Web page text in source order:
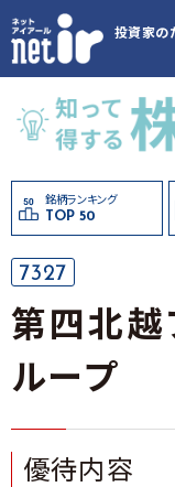
投資家の
銘柄ランキング
TOP 50
7327
第四北越
ループ
優待内容